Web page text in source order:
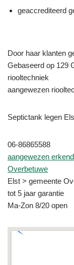
geaccrediteerd
Door haar klanten
Gebaseerd op 129
riooltechniek
aangewezen
Septictank legen
06-86865588
aangewezen
Overbetuwe
Elst > gemeente
tot 5 jaar garantie
Ma-Zon 8/20 open